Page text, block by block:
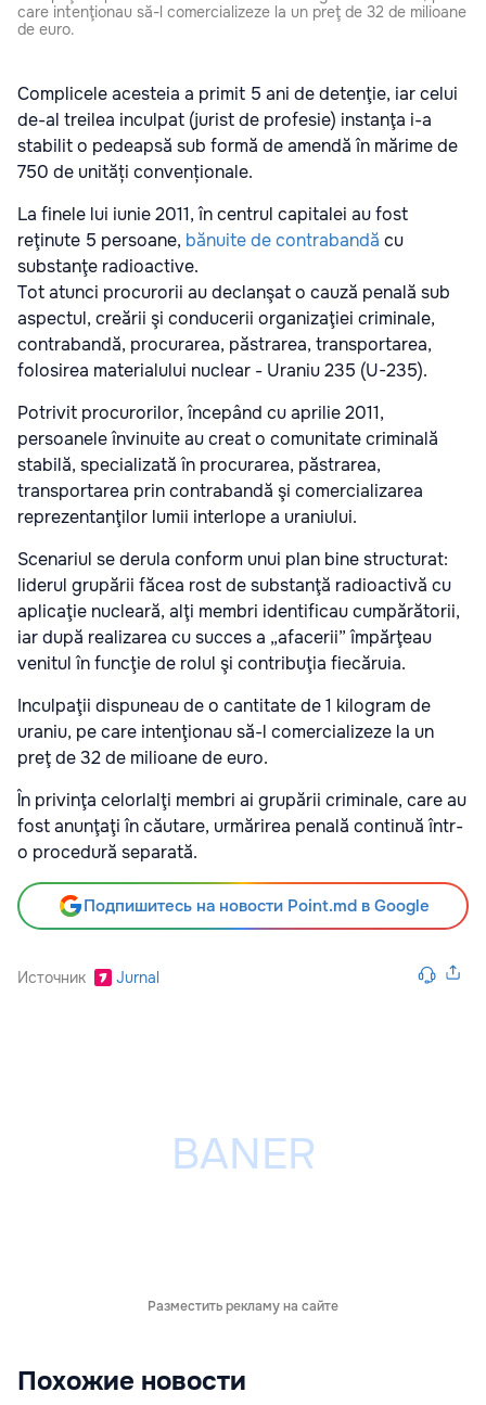
care intenţionau să-l comercializeze la un preţ de 32 de milioane
de euro.
Complicele acesteia a primit 5 ani de detenţie, iar celui
de-al treilea inculpat (jurist de profesie) instanţa i-a
stabilit o pedeapsă sub formă de amendă în mărime de
750 de unități convenționale.
La finele lui iunie 2011, în centrul capitalei au fost
reţinute 5 persoane, bănuite de contrabandă cu
substanţe radioactive.
Tot atunci procurorii au declanşat o cauză penală sub
aspectul, creării şi conducerii organizaţiei criminale,
contrabandă, procurarea, păstrarea, transportarea,
folosirea materialului nuclear - Uraniu 235 (U-235).
Potrivit procurorilor, începând cu aprilie 2011,
persoanele învinuite au creat o comunitate criminală
stabilă, specializată în procurarea, păstrarea,
transportarea prin contrabandă şi comercializarea
reprezentanţilor lumii interlope a uraniului.
Scenariul se derula conform unui plan bine structurat:
liderul grupării făcea rost de substanţă radioactivă cu
aplicaţie nucleară, alţi membri identificau cumpărătorii,
iar după realizarea cu succes a „afacerii” împărţeau
venitul în funcţie de rolul şi contribuţia fiecăruia.
Inculpaţii dispuneau de o cantitate de 1 kilogram de
uraniu, pe care intenţionau să-l comercializeze la un
preţ de 32 de milioane de euro.
În privinţa celorlalţi membri ai grupării criminale, care au
fost anunţaţi în căutare, urmărirea penală continuă într-
o procedură separată.
Подпишитесь на новости Point.md в Google
Источник Jurnal
Разместить рекламу на сайте
Похожие новости